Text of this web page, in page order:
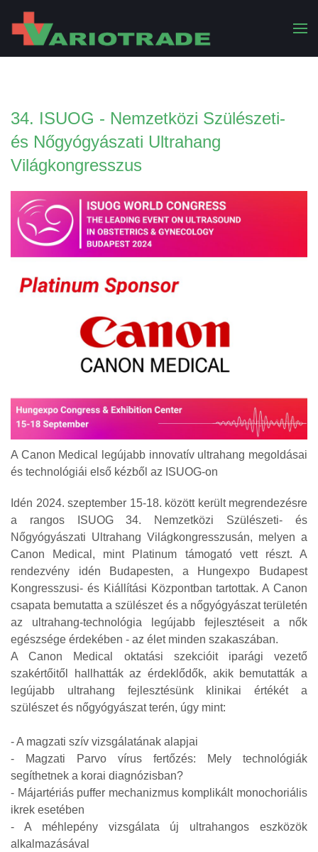
34. ISUOG - Nemzetközi Szülészeti-
és Nőgyógyászati Ultrahang
Világkongresszus
A Canon Medical legújabb innovatív ultrahang megoldásai
és technológiái első kézből az ISUOG-on
Idén 2024. szeptember 15-18. között került megrendezésre
a rangos ISUOG 34. Nemzetközi Szülészeti- és
Nőgyógyászati Ultrahang Világkongresszusán, melyen a
Canon Medical, mint Platinum támogató vett részt. A
rendezvény idén Budapesten, a Hungexpo Budapest
Kongresszusi- és Kiállítási Központban tartottak. A Canon
csapata bemutatta a szülészet és a nőgyógyászat területén
az ultrahang-technológia legújabb fejlesztéseit a nők
egészsége érdekében - az élet minden szakaszában.
A Canon Medical oktatási szekcióit iparági vezető
szakértőitől hallhatták az érdeklődők, akik bemutatták a
legújabb ultrahang fejlesztésünk klinikai értékét a
szülészet és nőgyógyászat terén, úgy mint:
- A magzati szív vizsgálatának alapjai
- Magzati Parvo vírus fertőzés: Mely technológiák
segíthetnek a korai diagnózisban?
- Májartériás puffer mechanizmus komplikált monochoriális
ikrek esetében
- A méhlepény vizsgálata új ultrahangos eszközök
alkalmazásával